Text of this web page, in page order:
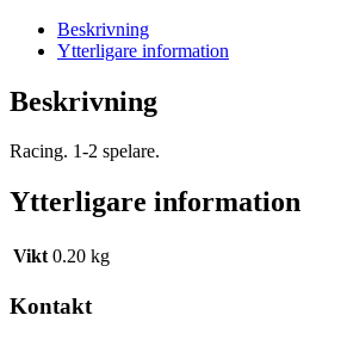
Beskrivning
Ytterligare information
Beskrivning
Racing. 1-2 spelare.
Ytterligare information
Vikt 0.20 kg
Kontakt